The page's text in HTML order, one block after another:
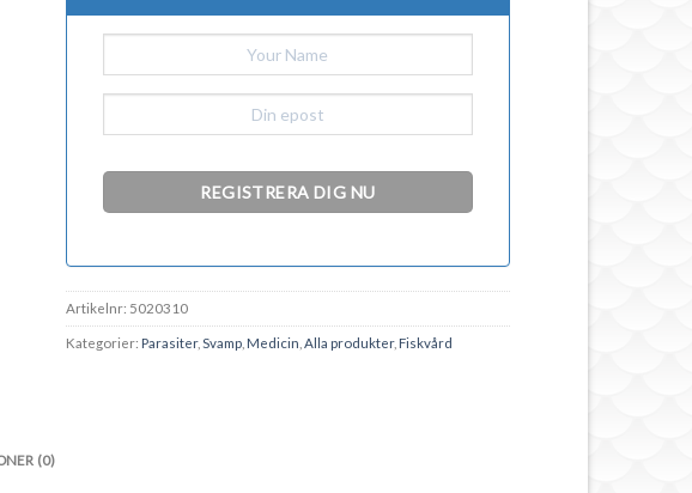
Artikelnr: 5020310
Kategorier: Parasiter, Svamp, Medicin Alla produkter, Fiskvård
(0)